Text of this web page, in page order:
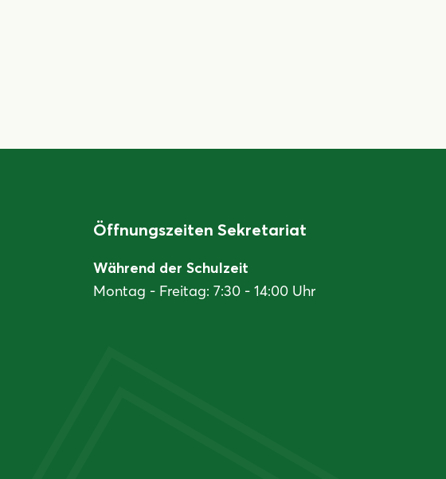
Öffnungszeiten Sekretariat
Während der Schulzeit
Montag - Freitag: 7:30 - 14:00 Uhr